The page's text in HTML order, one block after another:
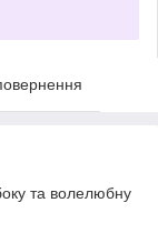
та волелюбну